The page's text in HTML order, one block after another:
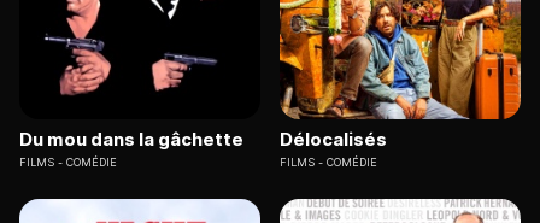
Du mou dans la gâchette
FILMS COMÉDIE
Délocalisés
FILMS COMÉDIE